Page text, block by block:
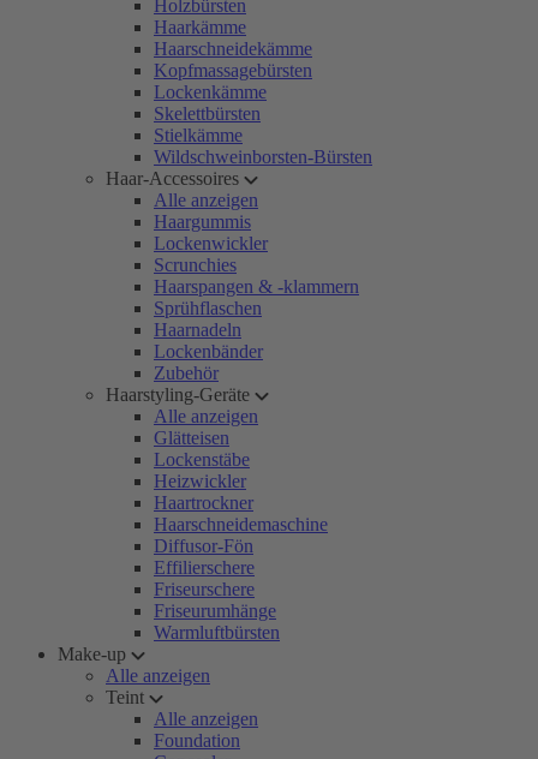
Holzbürsten
Haarkämme
Haarschneidekämme
Kopfmassagebürsten
Lockenkämme
Skelettbürsten
Stielkämme
Wildschweinborsten-Bürsten
Haar-Accessoires
Alle anzeigen
Haargummis
Lockenwickler
Scrunchies
Haarspangen & -klammern
Sprühflaschen
Haarnadeln
Lockenbänder
Zubehör
Haarstyling-Geräte
Alle anzeigen
Glätteisen
Lockenstäbe
Heizwickler
Haartrockner
Haarschneidemaschine
Diffusor-Fön
Effilierschere
Friseurschere
Friseurumhänge
Warmluftbürsten
Make-up
Alle anzeigen
Teint
Alle anzeigen
Foundation